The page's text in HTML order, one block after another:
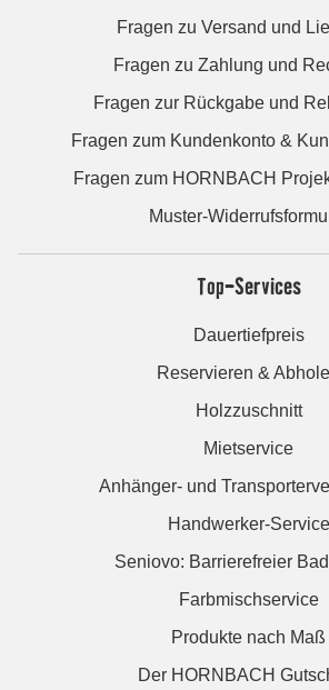
Fragen zu Versand und
Fragen zu Zahlung und
Fragen zur Rückgabe und
Fragen zum Kundenkonto &
Fragen zum HORNBACH
Muster-
Top-Services
Dauertiefpreis
Reservieren &
Holzzuschnitt
Mietservice
Anhänger- und
Handwerker-Service
Seniovo: Barrierefreier
Farbmischservice
Produkte nach Maß
Der HORNBACH